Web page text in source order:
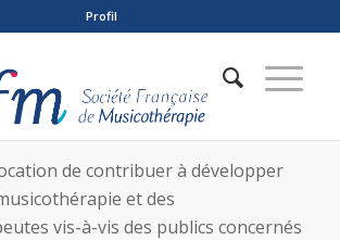
Profil
de contribuer à développer
et des
vis-à-vis des publics concernés